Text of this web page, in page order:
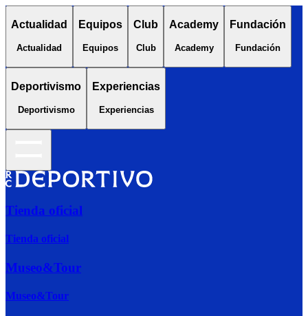
Actualidad
Actualidad
Equipos
Equipos
Club
Club
Academy
Academy
Fundación
Fundación
Deportivismo
Deportivismo
Experiencias
Experiencias
Tienda oficial
Tienda oficial
Museo&Tour
Museo&Tour